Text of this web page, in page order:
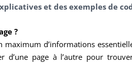
et des exemples de
?
d’informations
d’une page à l’autre pour